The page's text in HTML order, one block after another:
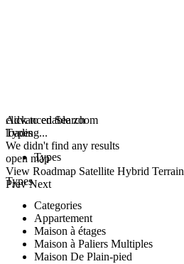
click to enable zoom
loading...
We didn't find any results
open map
View Roadmap Satellite Hybrid Terrain
Prev Next
Advanced Search
Types
Types
Types
Categories
Appartement
Maison à étages
Maison à Paliers Multiples
Maison De Plain-pied